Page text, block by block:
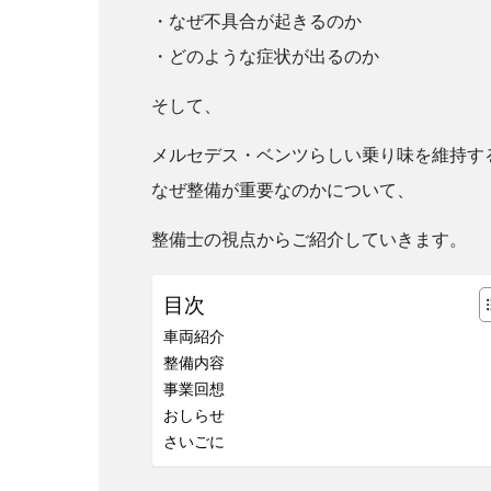
・なぜ不具合が起きるのか
・どのような症状が出るのか
そして、
メルセデス・ベンツらしい乗り味を維持す
なぜ整備が重要なのかについて、
整備士の視点からご紹介していきます。
目次
車両紹介
整備内容
事業回想
おしらせ
さいごに